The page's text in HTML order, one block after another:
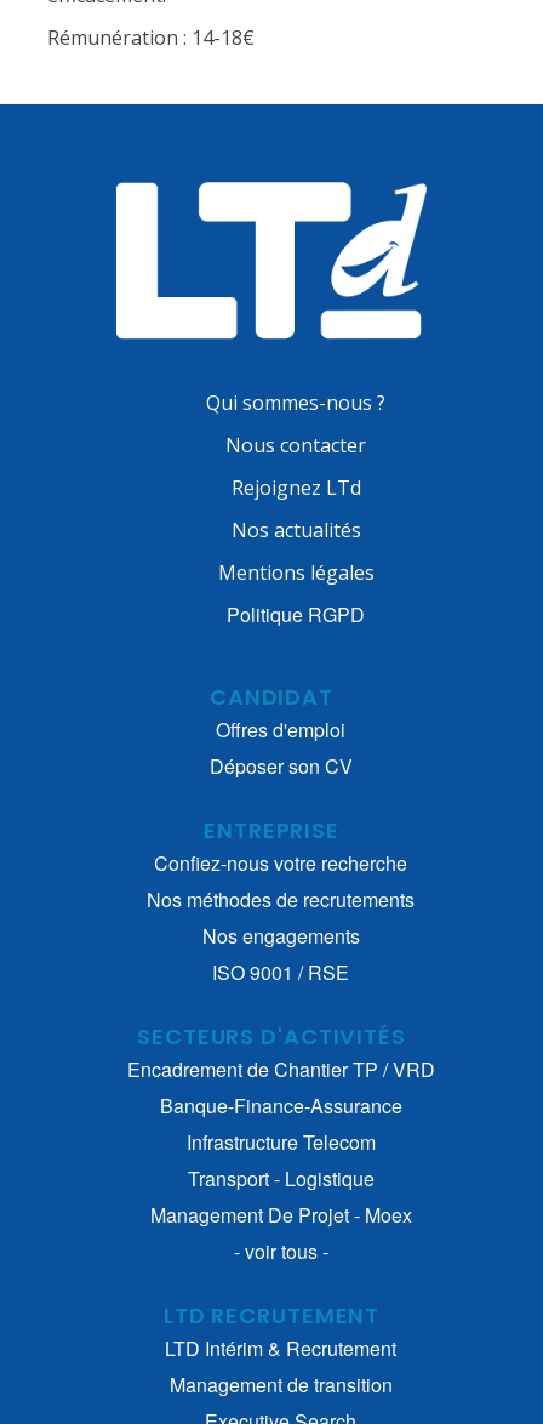
Rémunération : 14-18€
Qui sommes-nous ?
Nous contacter
Rejoignez LTd
Nos actualités
Mentions légales
Politique RGPD
CANDIDAT
Offres d'emploi
Déposer son CV
ENTREPRISE
Confiez-nous votre recherche
Nos méthodes de recrutements
Nos engagements
ISO 9001 / RSE
SECTEURS D'ACTIVITÉS
Encadrement de Chantier TP / VRD
Banque-Finance-Assurance
Infrastructure Telecom
Transport - Logistique
Management De Projet - Moex
- voir tous -
LTD RECRUTEMENT
LTD Intérim & Recrutement
Management de transition